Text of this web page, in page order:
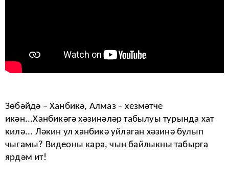
Зөбәйдә – Ханбикә, Алмаз – хезмәтче
икән...Ханбикәгә хәзинәләр табылуы турында хат
килә... Ләкин ул ханбикә уйлаган хәзинә булып
чыгамы? Видеоны кара, чын байлыкны табырга
ярдәм ит!